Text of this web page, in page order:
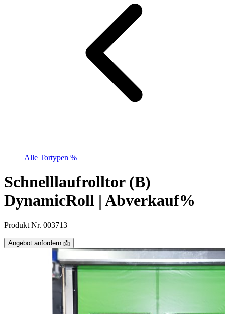
Alle Tortypen %
Schnelllaufrolltor (B)
DynamicRoll | Abverkauf%
Produkt Nr. 003713
Angebot anfordern 📩